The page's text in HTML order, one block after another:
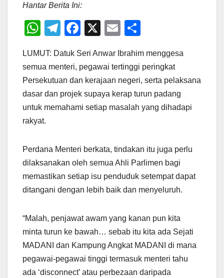
Hantar Berita Ini:
W
at
s
A
p
p
T
e
gr
a
m
F
c
e
b
o
X
E
ail ar
e
LUMUT: Datuk Seri Anwar Ibrahim menggesa
semua menteri, pegawai tertinggi peringkat
Persekutuan dan kerajaan negeri, serta pelaksana
dasar dan projek supaya kerap turun padang
untuk memahami setiap masalah yang dihadapi
rakyat.
Perdana Menteri berkata, tindakan itu juga perlu
dilaksanakan oleh semua Ahli Parlimen bagi
memastikan setiap isu penduduk setempat dapat
ditangani dengan lebih baik dan menyeluruh.
“Malah, penjawat awam yang kanan pun kita
minta turun ke bawah… sebab itu kita ada Sejati
MADANI dan Kampung Angkat MADANI di mana
pegawai-pegawai tinggi termasuk menteri tahu
ada ‘disconnect’ atau perbezaan daripada